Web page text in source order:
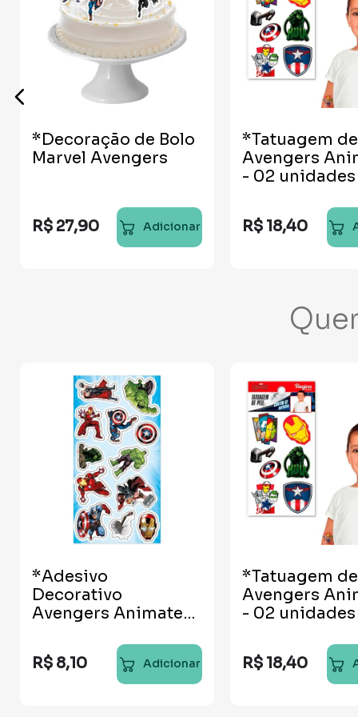
*Decoração de Bolo
Marvel Avengers
R$ 27,90 Adicionar
*Tatuagem
Avengers
- 02 unidades
R$ 18,40
*Adesivo
Decorativo
Avengers Animated
R$ 8,10 Adicionar
*Tatuagem
Avengers
- 02 unidades
R$ 18,40